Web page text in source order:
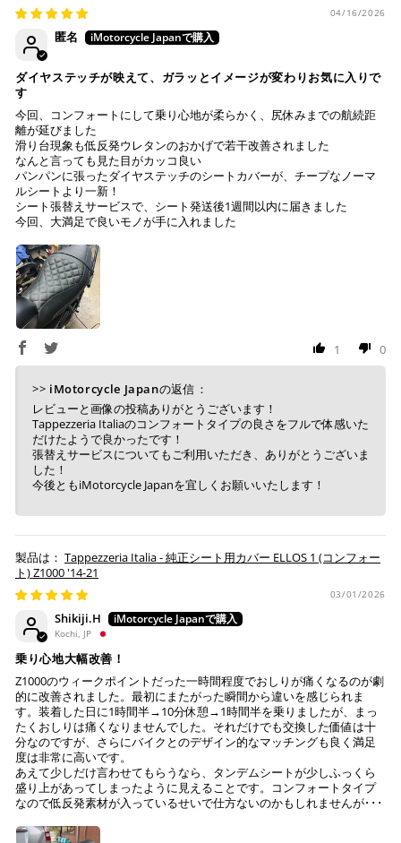
銀行振込
ご注文時に情報をお知らせ致しますので、指定の口座に
お振り込みください。
入金確認が取れ次第、商品を手配させて頂きます。
※ お支払期限はご注文日より7日以内とさせて頂いてお
り、万が一過ぎてしまった場合はご注文をキャンセルさ
せて頂きます。
※ 振込手数料はご負担ください。
04/16/2026
匿名
ダイヤステッチが映えて、ガラッとイメージが変わりお気に入りで
す
今回、コンフォートにして乗り心地が柔らかく、尻休みまでの航続距
離が延びました
滑り台現象も低反発ウレタンのおかげで若干改善されました
なんと言っても見た目がカッコ良い
パンパンに張ったダイヤステッチのシートカバーが、チープなノーマ
ルシートより一新！
シート張替えサービスで、シート発送後1週間以内に届きました
今回、大満足で良いモノが手に入れました
1 0
>> iMotorcycle Japanの返信：
レビューと画像の投稿ありがとうございます！
Tappezzeria Italiaのコンフォートタイプの良さをフルで体感いた
だけたようで良かったです！
張替えサービスについてもご利用いただき、ありがとうございま
した！
今後ともiMotorcycle Japanを宜しくお願いいたします！
Tappezzeria Italia - 純正シート用カバー ELLOS 1 (コンフォー
ト) Z1000 '14-21
03/01/2026
Shikiji.H
Kochi, JP
乗り心地大幅改善！
Z1000のウィークポイントだった一時間程度でおしりが痛くなるのが劇
的に改善されました。最初にまたがった瞬間から違いを感じられま
す。装着した日に1時間半→10分休憩→1時間半を乗りましたが、まっ
たくおしりは痛くなりませんでした。それだけでも交換した価値は十
分なのですが、さらにバイクとのデザイン的なマッチングも良く満足
度は非常に高いです。
あえて少しだけ言わせてもらうなら、タンデムシートが少しふっくら
盛り上があってしまったように見えることです。コンフォートタイプ
なので低反発素材が入っているせいで仕方ないのかもしれませんが･･･